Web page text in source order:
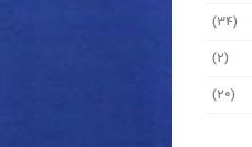
(34)
(2)
(20)